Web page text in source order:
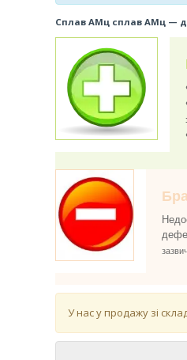
Сплав АМц сплав АМц —
У нас у продажу зі